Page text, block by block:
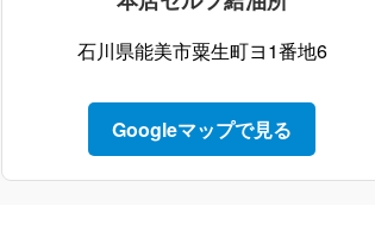
石川県能美市粟生町ヨ1番地6
Googleマップで見る